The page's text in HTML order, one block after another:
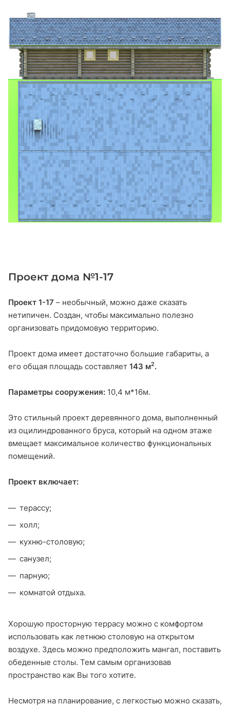
Проект дома №1-17
Проект 1-17 – необычный, можно даже сказать
нетипичен. Создан, чтобы максимально полезно
организовать придомовую территорию.
Проект дома имеет достаточно большие габариты, а
его общая площадь составляет 143 м2.
Параметры сооружения: 10,4 м*16м.
Это стильный проект деревянного дома, выполненный
из оцилиндрованного бруса, который на одном этаже
вмещает максимальное количество функциональных
помещений.
Проект включает:
терассу;
холл;
кухню-столовую;
санузел;
парную;
комнатой отдыха.
Хорошую просторную террасу можно с комфортом
использовать как летнюю столовую на открытом
воздухе. Здесь можно предположить мангал, поставить
обеденные столы. Тем самым организовав
пространство как Вы того хотите.
Несмотря на планирование, с легкостью можно сказать,